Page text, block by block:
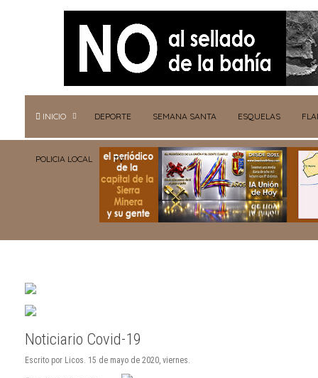
INICIO DEPORTE SEMANA SANTA ESQUELAS
POLICIA LOCAL TV
Noticiario Covid-19
Escrito por Licos. 15 de mayo de 2020, viernes.